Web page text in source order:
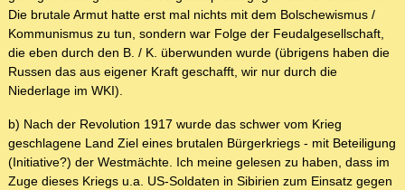
Die brutale Armut hatte erst mal nichts mit dem Bolschewismus /
Kommunismus zu tun, sondern war Folge der Feudalgesellschaft,
die eben durch den B. / K. überwunden wurde (übrigens haben die
Russen das aus eigener Kraft geschafft, wir nur durch die
Niederlage im WKI).
b) Nach der Revolution 1917 wurde das schwer vom Krieg
geschlagene Land Ziel eines brutalen Bürgerkriegs - mit Beteiligung
(Initiative?) der Westmächte. Ich meine gelesen zu haben, dass im
Zuge dieses Kriegs u.a. US-Soldaten in Sibirien zum Einsatz gegen